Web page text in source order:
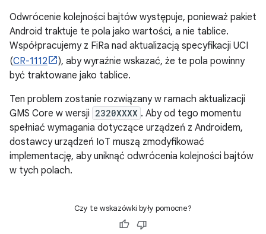
Odwrócenie kolejności bajtów występuje, ponieważ pakiet
Android traktuje te pola jako wartości, a nie tablice.
Współpracujemy z FiRa nad aktualizacją specyfikacji UCI
(CR-1112
), aby wyraźnie wskazać, że te pola powinny
być traktowane jako tablice.
Ten problem zostanie rozwiązany w ramach aktualizacji
GMS Core w wersji 2320XXXX . Aby od tego momentu
spełniać wymagania dotyczące urządzeń z Androidem,
dostawcy urządzeń IoT muszą zmodyfikować
implementację, aby uniknąć odwrócenia kolejności bajtów
w tych polach.
Czy te wskazówki były pomocne?